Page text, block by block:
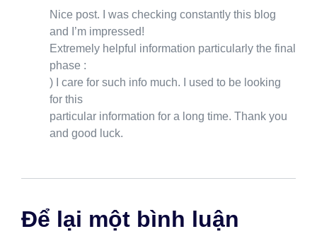
Nice post. I was checking constantly this blog
and I’m impressed!
Extremely helpful information particularly the final
phase :
) I care for such info much. I used to be looking
for this
particular information for a long time. Thank you
and good luck.
Để lại một bình luận